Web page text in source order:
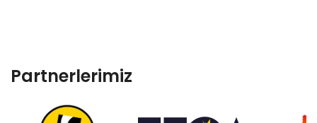
Partnerlerimiz